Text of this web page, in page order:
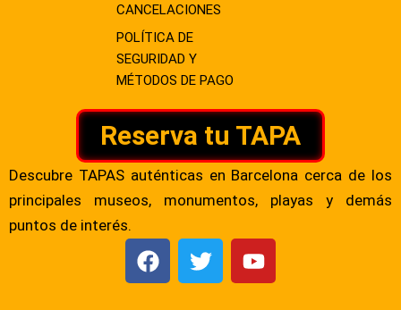
CANCELACIONES
POLÍTICA DE
SEGURIDAD Y
MÉTODOS DE PAGO
Reserva tu TAPA
Descubre TAPAS auténticas en Barcelona cerca de los
principales museos, monumentos, playas y demás
puntos de interés.
F
a
T
w
Y
o